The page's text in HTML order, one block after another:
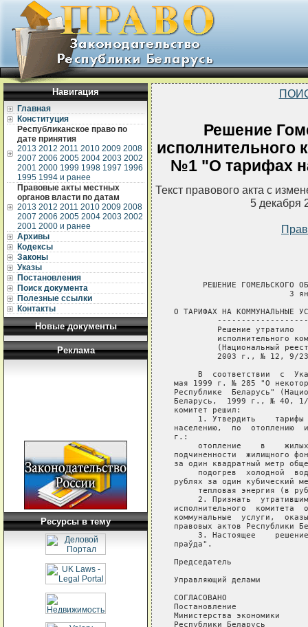
Навигация
Главная
Конституция
Республиканское право по
дате принятия
2013 2012 2011 2010 2009 2008
2007 2006 2005 2004 2003 2002
2001 2000 1999 1998 1997 1996
1995 1994 и ранее
Правовые акты местных
органов власти по датам
2013 2012 2011 2010 2009 2008
2007 2006 2005 2004 2003 2002
2001 2000 и ранее
Архивы
Кодексы
Законы
Указы
Постановления
Поиск документа
Полезные ссылки
Контакты
Новые документы
Реклама
Ресурсы в тему
Решение
исполнительного
№1 "О тарифах
Текст правового акта с
5 декабря
РЕШЕНИЕ ГОМЕЛЬСКОГО
3
О ТАРИФАХ НА КОММУНАЛЬНЫЕ
Решение утратило
исполнительного
(Национальный
2003 г., № 12, 9/
В  соответствии  с
мая 1999 г. № 285 "О
Республике  Беларусь"
Беларусь,  1999 г., № 40, 1/
комитет решил:
1. Утвердить
населению,  по  отоплению
г.:
отопление    в
подчиненности  жилищного
за один квадратный метр
подогрев  холодной
рублях за один кубический
тепловая энергия (в
2. Признать
исполнительного
коммунальные  услуги,
правовых актов
3. Настоящее
праўда".
Председатель
Управляющий делами
СОГЛАСОВАНО
Постановление
Министерства экономики
Республики Беларусь